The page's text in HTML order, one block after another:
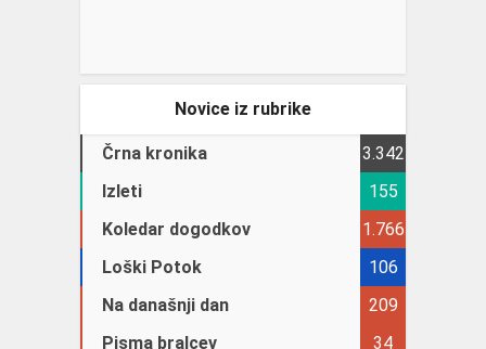
Novice iz rubrike
Črna kronika
3.342
Izleti
155
Koledar dogodkov
1.766
Loški Potok
106
Na današnji dan
209
Pisma bralcev
34